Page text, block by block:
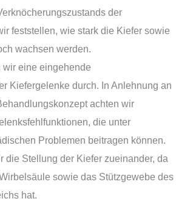
der
feststellen, wie stark die Kiefer sowie
wachsen werden.
wir eine eingehende
Kiefergelenke durch. In Anlehnung an
achten wir
die unter
Problemen beitragen können.
die Stellung der Kiefer zueinander, da
sowie das Stützgewebe des
hat.